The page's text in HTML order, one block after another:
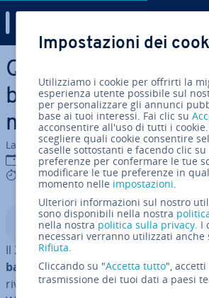
Vai al contenuto prin­ci­pa­le
Quali con­se­guen­ze
banner blindness
marketing
La redazione di IONOS
13 feb 2017
8 mins
Condividi
Indice
Il 27 ottobre 1994 comparve su
banner pub­bli­ci­ta­rioonline. Il sito
rivista online HotWired, un ramo
Impostazioni dei
Utilizziamo i cookie per offrirti la
esperienza utente possibile sul
per personalizzare gli annunci
base ai tuoi interessi. Fai clic su
acconsentire all'uso di tutti i
scegliere quali cookie consentire
caselle sottostanti e facendo clic su
preferenze per confermare le tue
modificare le tue preferenze in
momento nelle impostazioni.
Ulteriori informazioni sul nostro
sono disponibili nella nostra
nella nostra politica sulla privacy. I
necessari verranno utilizzati anche
Rifiuta.
Cliccando su "Accetta tutto",
trasmissione dei tuoi dati a paesi